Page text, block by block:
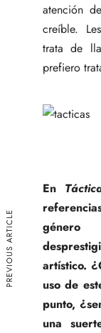
atención
creíble.
trata de
prefiero
En
género
artístico.
uso de
punto,
una
PREVIOUS ARTICLE